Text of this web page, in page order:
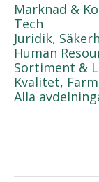
Marknad &
Tech
Juridik,
Human
Sortiment &
Kvalitet,
Alla